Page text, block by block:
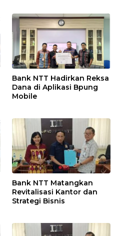
Bank NTT Hadirkan Reksa
Dana di Aplikasi Bpung
Mobile
Bank NTT Matangkan
Revitalisasi Kantor dan
Strategi Bisnis